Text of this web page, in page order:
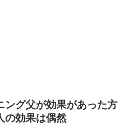
ング父が効果があった方
の効果は偶然